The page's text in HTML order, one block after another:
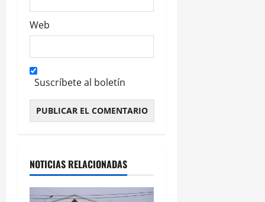
Web
Suscríbete al boletín
NOTICIAS RELACIONADAS